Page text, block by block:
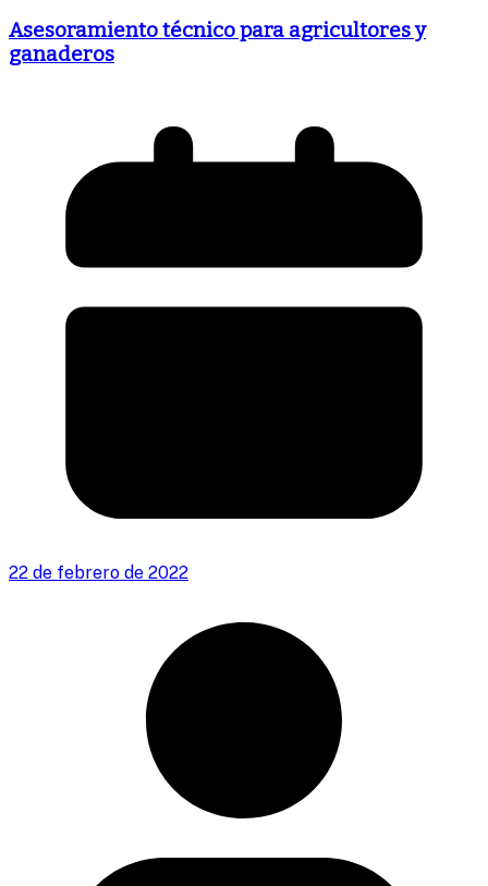
Asesoramiento técnico para agricultores y
ganaderos
22 de febrero de 2022